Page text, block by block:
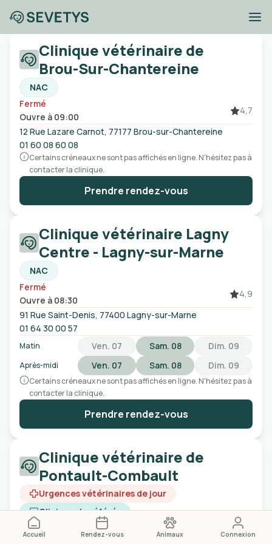
Accueil Rendez-vous Animaux Connexion
Cliniques vétérinaires
à proximité de Chelles
Ville, code postal, etc
Ouvert
Clinique vétérinaire de
Brou-Sur-Chantereine
NAC
Fermé
Ouvre à 09:00
4,7
12 Rue Lazare Carnot, 77177 Brou-sur-Chantereine
01 60 08 60 08
Certains créneaux ne sont pas affichés en ligne. N'hésitez pas à
contacter la clinique.
Prendre rendez-vous
Clinique vétérinaire Lagny
Centre - Lagny-sur-Marne
NAC
Fermé
Ouvre à 08:30
4,9
91 Rue Saint-Denis, 77400 Lagny-sur-Marne
01 64 30 00 57
Matin
Après-midi
Ven. 07
Ven. 07
Sam. 08
Sam. 08
Dim. 09
Dim. 09
Certains créneaux ne sont pas affichés en ligne. N'hésitez pas à
contacter la clinique.
Prendre rendez-vous
Clinique vétérinaire de
Pontault-Combault
Urgences vétérinaires de jour
Clinique de référés
Fermé
Ouvre à 08:30
4,6